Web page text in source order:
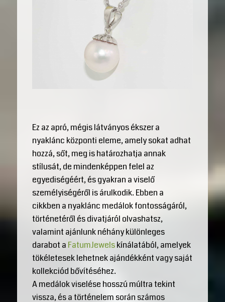
Ez az apró, mégis látványos ékszer a
nyaklánc központi eleme, amely sokat adhat
hozzá, sőt, meg is határozhatja annak
stílusát, de mindenképpen felel az
egyediségéért, és gyakran a viselő
személyiségéről is árulkodik. Ebben a
cikkben a nyaklánc medálok fontosságáról,
történetéről és divatjáról olvashatsz,
valamint ajánlunk néhány különleges
darabot a FatumJewelskínálatából, amelyek
tökéletesek lehetnek ajándékként vagy saját
kollekciód bővítéséhez.
A medálok viselése hosszú múltra tekint
vissza, és a történelem során számos